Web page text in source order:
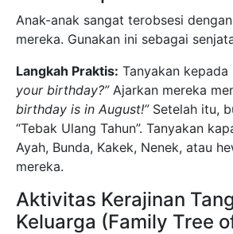
Anak-anak sangat terobsesi
mereka. Gunakan ini sebagai
Langkah Praktis: Tanyakan kepada
your birthday?”Ajarkan mereka
birthday is in August!”Setelah itu,
“Tebak Ulang Tahun”. Tanyakan
Ayah, Bunda, Kakek, Nenek, atau
mereka.
Aktivitas Kerajinan
Keluarga (Family Tree